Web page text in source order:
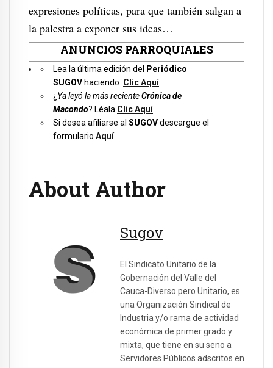
expresiones políticas, para que también salgan a
la palestra a exponer sus ideas…
ANUNCIOS PARROQUIALES
Lea la última edición del
Periódico
SUGOV haciendo Clic Aquí
¿ Ya leyó la más recienteCrónica de
Macondo? Léala Clic Aquí
Si desea afiliarse al SUGOVdescargue el
formulario Aquí
About Author
Sugov
El Sindicato Unitario de la
Gobernación del Valle del
Cauca-Diverso pero Unitario, es
una Organización Sindical de
Industria y/o rama de actividad
económica de primer grado y
mixta, que tiene en su seno a
Servidores Públicos adscritos en